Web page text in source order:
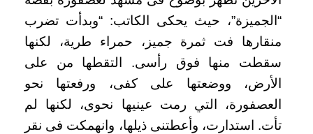
“الجميزة”، حيث يحكى الكاتب: “وبدأت تضرب
منقارها فت ثمرة جميز، حمراء طرية، لكنها
سقطت منها فوق رأسى. التقطها من على
الأرض، ووضعتها على كفى، ورفعتها نحو
العصفورة، التي رمت عينيها نحوى، لكنها لم
تأت. استدارت، وأعطتنى ذيلها، وانهمكت فى نقر